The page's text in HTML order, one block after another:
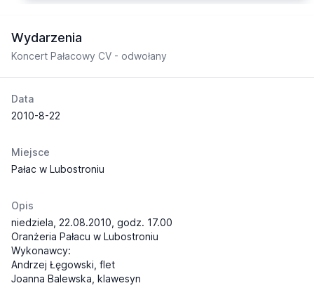
Wydarzenia
Koncert Pałacowy CV - odwołany
Data
2010-8-22
Miejsce
Pałac w Lubostroniu
Opis
niedziela, 22.08.2010, godz. 17.00
Oranżeria Pałacu w Lubostroniu
Wykonawcy:
Andrzej Łęgowski, flet
Joanna Balewska, klawesyn